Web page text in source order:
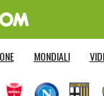
MONDIALI